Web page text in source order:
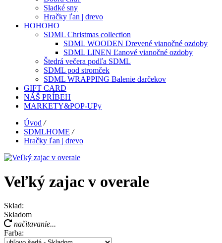
Sladké sny
Hračky ľan | drevo
HOHOHO
SDML Christmas collection
SDML WOODEN Drevené vianočné ozdoby
SDML LINEN Ľanové vianočné ozdoby
Štedrá večera podľa SDML
SDML pod stromček
SDML WRAPPING Balenie darčekov
GIFT CARD
NÁŠ PRÍBEH
MARKETY&POP-UPy
Úvod /
SDMLHOME /
Hračky ľan | drevo
Veľký zajac v overale
Sklad:
Skladom
načitavanie...
Farba: